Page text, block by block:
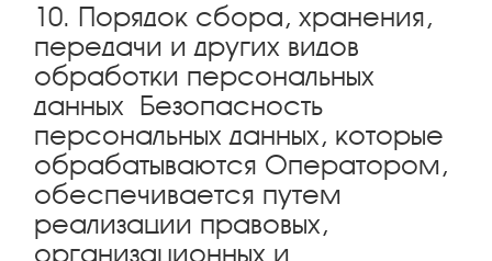
10. Порядок сбора, хранения,
передачи и других видов
обработки персональных
данных Безопасность
персональных данных, которые
обрабатываются Оператором,
обеспечивается путем
реализации правовых,
организационных и